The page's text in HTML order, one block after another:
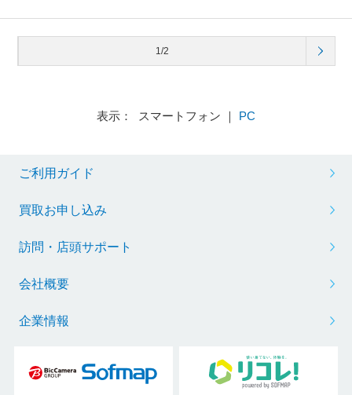
1/2
表示： スマートフォン ｜ PC
ご利用ガイド
買取お申し込み
訪問・店頭サポート
会社概要
企業情報